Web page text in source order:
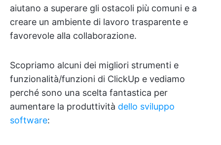
aiutano a superare gli ostacoli più comuni e a
creare un ambiente di lavoro trasparente e
favorevole alla collaborazione.
Scopriamo alcuni dei migliori strumenti e
funzionalità/funzioni di ClickUp e vediamo
perché sono una scelta fantastica per
aumentare la produttività dello sviluppo
software: